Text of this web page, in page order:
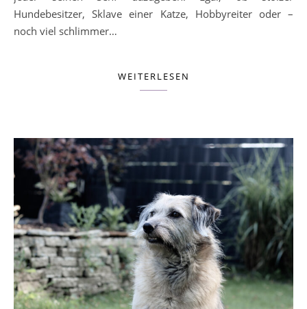
Hundebesitzer, Sklave einer Katze, Hobbyreiter oder –
noch viel schlimmer…
WEITERLESEN